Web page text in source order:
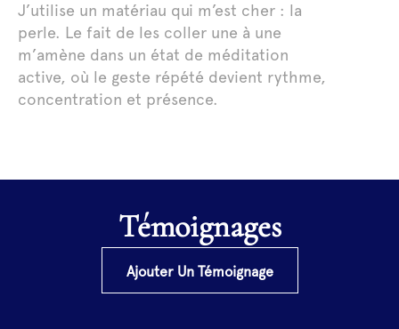
J’utilise un matériau qui m’est cher : la
perle. Le fait de les coller une à une
m’amène dans un état de méditation
active, où le geste répété devient rythme,
concentration et présence.
Témoignages
Ajouter Un Témoignage